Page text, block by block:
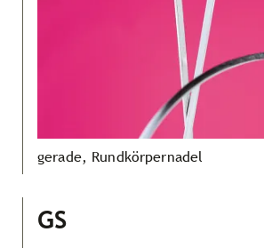
gerade, Rundkörpernadel
GS